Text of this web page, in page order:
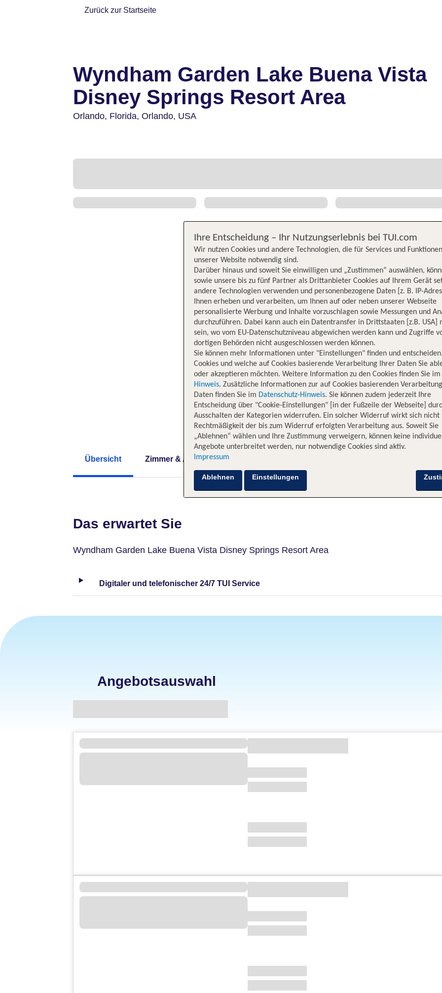
Zurück zur Startseite
Wyndham Garden Lake Buena Vista
Disney Springs Resort Area
Orlando, Florida, Orlando, USA
Übersicht Zimmer & Angebote
Das erwartet Sie
Wyndham Garden Lake Buena Vista Disney Springs Resort Area
Digitaler und telefonischer 24/7 TUI Service
Angebotsauswahl
Ihre Entscheidung – Ihr Nutzungserlebnis bei TUI.com
Wir nutzen Cookies und andere Technologien, die für Services und
unserer Website notwendig sind.
Darüber hinaus und soweit Sie einwilligen und „Zustimmen“ auswählen,
sowie unsere bis zu fünf Partner als Drittanbieter Cookies auf Ihrem Gerät
andere Technologien verwenden und personenbezogene Daten [z. B. IP-
Ihnen erheben und verarbeiten, um Ihnen auf oder neben unserer Webseite
personalisierte Werbung und Inhalte vorzuschlagen sowie Messungen und
durchzuführen. Dabei kann auch ein Datentransfer in Drittstaaten [z.B. USA]
sein, wo vom EU-Datenschutzniveau abgewichen werden kann und Zugriffe
dortigen Behörden nicht ausgeschlossen werden können.
Sie können mehr Informationen unter "Einstellungen" finden und
Cookies und welche auf Cookies basierende Verarbeitung Ihrer Daten Sie
oder akzeptieren möchten. Weitere Information zu den Cookies finden Sie im
Hinweis. Zusätzliche Informationen zur auf Cookies basierenden
Daten finden Sie im Datenschutz-Hinweis. Sie können zudem jederzeit Ihre
Entscheidung über "Cookie-Einstellungen" [in der Fußzeile der Webseite]
Ausschalten der Kategorien widerrufen. Ein solcher Widerruf wirkt sich nicht
Rechtmäßigkeit der bis zum Widerruf erfolgten Verarbeitung aus. Soweit Sie
„Ablehnen“ wählen und Ihre Zustimmung verweigern, können keine
Angebote unterbreitet werden, nur notwendige Cookies sind aktiv.
Impressum
Ablehnen Einstellungen